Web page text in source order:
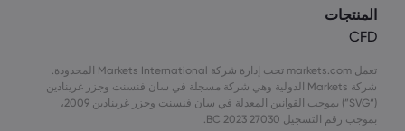
المنتجات
CFD
تعمل markets.com تحت إدارة شركة Markets International المحدودة.
شركة Markets الدولية وهي شركة مسجلة في سان فنسنت وجزر غرينادين
(“SVG”) بموجب القوانين المعدلة في سان فنسنت وجزر غرينادين 2009،
بموجب رقم التسجيل 27030 BC 2023.